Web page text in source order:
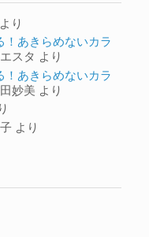
より
！あきらめないカラ
スタ より
！あきらめないカラ
妙美 より
より